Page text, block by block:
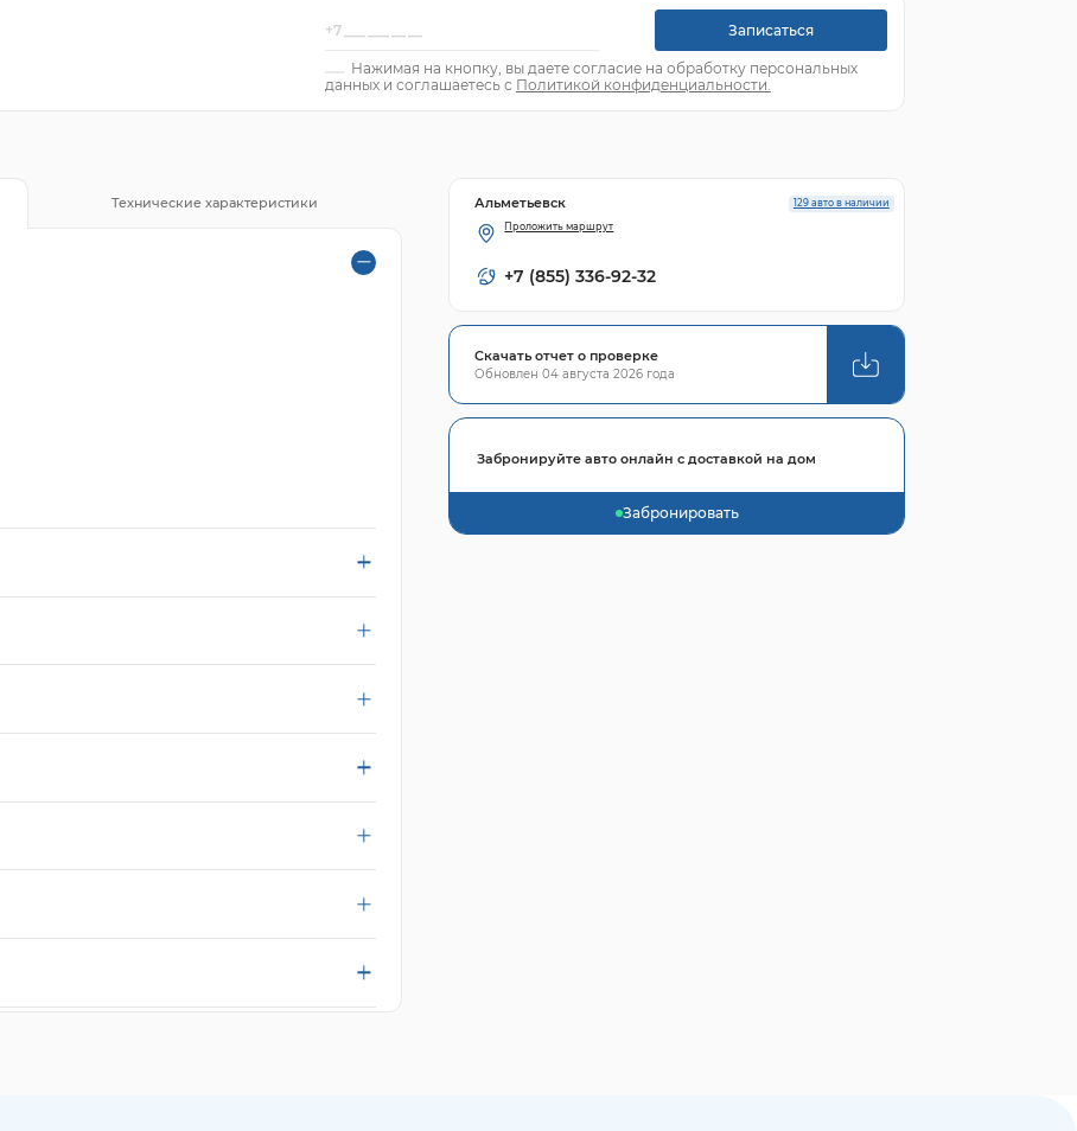
Записаться
Нажимая на кнопку, вы даете согласие на обработку персональных
данных и соглашаетесь с Политикой конфиденциальности.
Технические характеристики 129 авто в наличии
Альметьевск
Проложить маршрут
+7 (855) 336-92-32
Скачать отчет о проверке
Обновлен 04 августа 2026 года
Забронируйте авто онлайн с доставкой на дом
Забронировать